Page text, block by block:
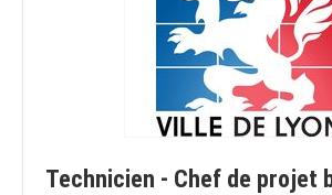
Technicien - Chef de projet